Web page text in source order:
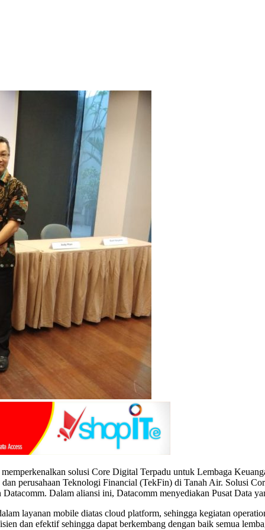
solusi Core Digital Terpadu untuk Lembaga
perusahaan Teknologi Financial (TekFin) di Tanah Air. Solusi
Dalam aliansi ini, Datacomm menyediakan Pusat Data
layanan mobile diatas cloud platform, sehingga kegiatan
dan efektif sehingga dapat berkembang dengan baik semua